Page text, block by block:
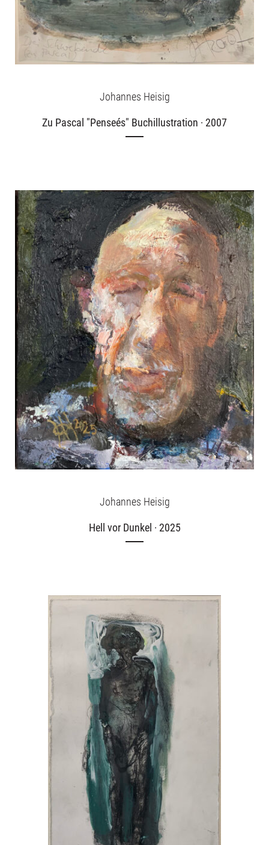
Über uns
Johannes Heisig
Zu Pascal "Penseés" Buchillustration · 2007
Johannes Heisig
Hell vor Dunkel · 2025